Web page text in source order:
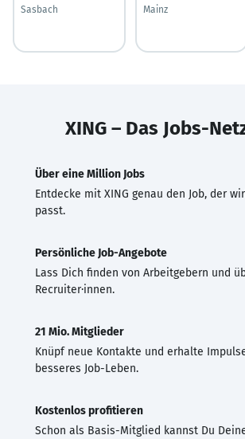
Sasbach
Mainz
XING – Das Jobs-
Über eine Million Jobs
Entdecke mit XING genau den Job, der
passt.
Persönliche Job-Angebote
Lass Dich finden von Arbeitgebern und
Recruiter·innen.
21 Mio. Mitglieder
Knüpf neue Kontakte und erhalte
besseres Job-Leben.
Kostenlos profitieren
Schon als Basis-Mitglied kannst Du